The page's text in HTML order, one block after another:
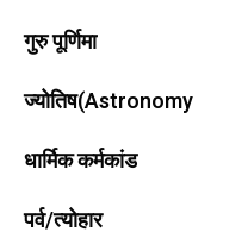
गुरु पूर्णिमा
ज्योतिष(Astronomy
धार्मिक कर्मकांड
पर्व/त्योहार